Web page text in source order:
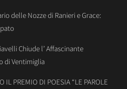
delle Nozze di Ranieri e Grace:
Chiude l’ Affascinante
di Ventimiglia
IL PREMIO DI POESIA “LE PAROLE